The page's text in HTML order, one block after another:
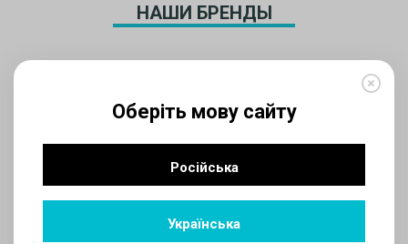
Оберіть мову сайту
Російська
Українська
НАШИ БРЕНДЫ